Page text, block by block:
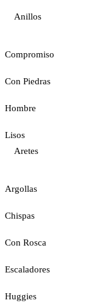
Anillos
Compromiso
Con Piedras
Hombre
Lisos
Aretes
Argollas
Chispas
Con Rosca
Escaladores
Huggies